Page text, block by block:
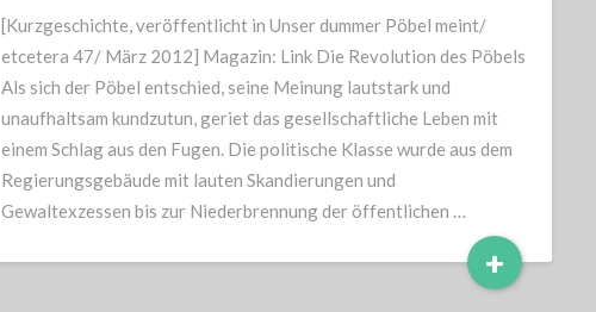
Pöbels
[Kurzgeschichte, veröffentlicht in Unser dummer Pöbel meint/
etcetera 47/ März 2012] Magazin: Link ­­Die Revolution des Pöbels
Als sich der Pöbel entschied, seine Meinung lautstark und
unaufhaltsam kundzutun, geriet das gesellschaftliche Leben mit
einem Schlag aus den Fugen. Die politische Klasse wurde aus dem
Regierungsgebäude mit lauten Skandierungen und
Gewaltexzessen bis zur Niederbrennung der öffentlichen …
+Read
More